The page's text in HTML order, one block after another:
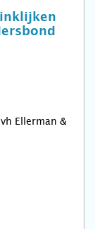
Ellerman &